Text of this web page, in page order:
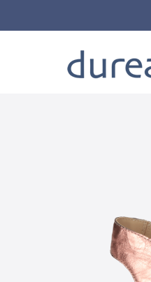
Home Sandalen